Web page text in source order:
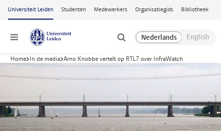
Ga naar hoofdinhoud
Universiteit Leiden Studenten Medewerkers Organisatiegids Bibliotheek
Menu
Home In de media Arno Knobbe vertelt op RTL7 over InfraWatch